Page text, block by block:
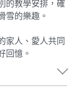
的教學安排，確
雪的樂趣。
家人、愛人共同
回憶。